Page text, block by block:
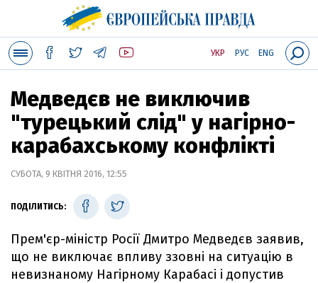
УКР РУС ENG
Медведєв не виключив
"турецький слід" у нагірно-
карабахському конфлікті
СУБОТА, 9 КВІТНЯ 2016, 12:55
ПОДІЛИТИСЬ:
Прем'єр-міністр Росії Дмитро Медведєв заявив,
що не виключає впливу ззовні на ситуацію в
невизнаному Нагірному Карабасі і допустив